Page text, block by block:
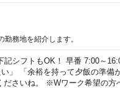
務地を紹介します。
シフトもOK！ 早番 7:00～
」 「余裕を持って夕飯の準備
さいね。 ※Wワーク希望の方